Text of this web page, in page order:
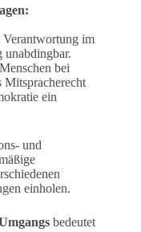
im
unabdingbar.
bei
Mitspracherecht
ein
und
einholen.
bedeutet